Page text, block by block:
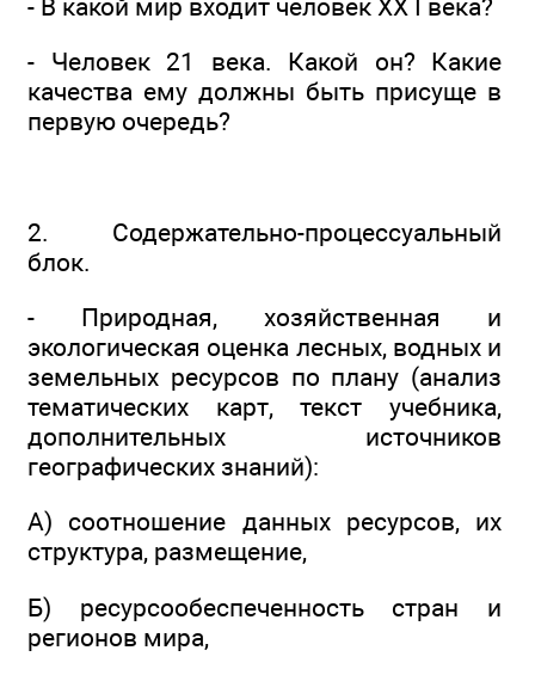
- В какой мир входит человек ХХ I века?
- Человек 21 века. Какой он? Какие
качества ему должны быть присуще в
первую очередь?
2. Содержательно-процессуальный
блок.
- Природная, хозяйственная и
экологическая оценка лесных, водных и
земельных ресурсов по плану (анализ
тематических карт, текст учебника,
дополнительных источников
географических знаний):
А) соотношение данных ресурсов, их
структура, размещение,
Б) ресурсообеспеченность стран и
регионов мира,